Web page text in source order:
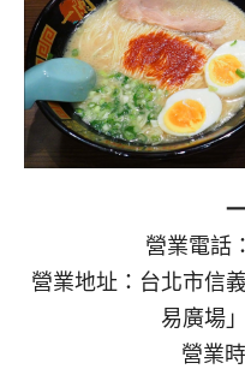
營業電話
營業地址：台北市信
易廣場
營業